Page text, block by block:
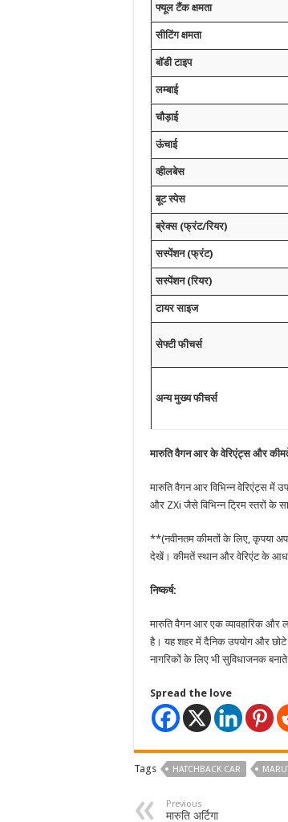
फ्यूल टैंक क्षमता
सीटिंग क्षमता
बॉडी टाइप
लम्बाई
चौड़ाई
ऊंचाई
व्हीलबेस
बूट स्पेस
ब्रेक्स (फ्रंट/रियर)
सस्पेंशन (फ्रंट)
सस्पेंशन (रियर)
टायर साइज
सेफ्टी फीचर्स
अन्य मुख्य फीचर्स
मारुति वैगन आर के वेरिएंट्स और
मारुति वैगन आर विभिन्न वेरिएंट्स में
और ZXi जैसे विभिन्न ट्रिम स्तरों के
**(नवीनतम कीमतों के लिए, कृपया
देखें। कीमतें स्थान और वेरिएंट के
निष्कर्ष:
मारुति वैगन आर एक व्यावहारिक और
है। यह शहर में दैनिक उपयोग और
नागरिकों के लिए भी सुविधाजनक
Spread the love
Tags HATCHBACK CAR
Previous
मारुति अर्टिगा